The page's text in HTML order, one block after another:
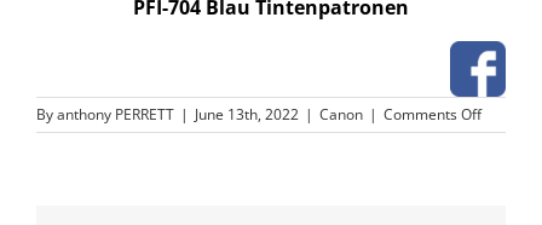
PFI-704 Blau Tintenpatronen
Byanthony PERRETT | June 13th, 2022 | Canon | Comments Offon
PFI-